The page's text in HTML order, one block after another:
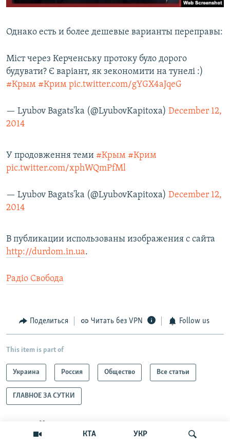
КТА УКР
Однако есть и более дешевые варианты переправы:
Міст через Керченську протоку було дорого
будувати? Є варіант, як зекономити на тунелі :)
#Крым #Крим pic.twitter.com/gYGX4aJqeG
— Lyubov Bagats'ka (@LyubovKapitoxa) December 12,
2014
У продовження теми #Крым #Крим
pic.twitter.com/xphWQmPfMl
— Lyubov Bagats'ka (@LyubovKapitoxa) December 12,
2014
В публикации использованы изображения с сайта
http://durdom.in.ua.
Радіо Свобода
Поделиться Читать без VPN Follow us
This item is part of
Украина Россия Общество Все статьи
ГЛАВНОЕ ЗА СУТКИ
ЧИТАЙТЕ ТАКЖЕ: